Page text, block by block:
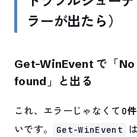
ラーが出たら）
Get-WinEvent で「
found」と出る
これ、エラーじゃなくて 0
いです。
Get-WinEvent